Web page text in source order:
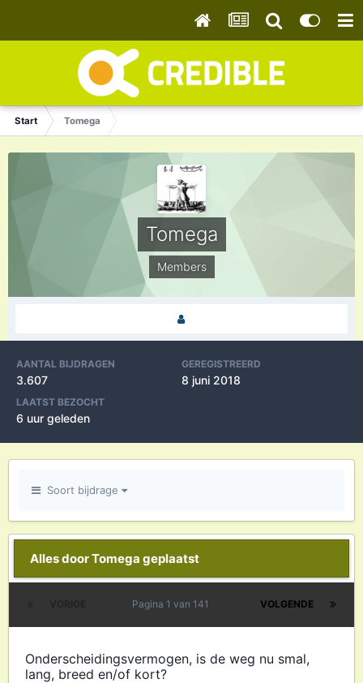
Start Tomega
Tomega
Members
AANTAL BIJDRAGEN
3.607
GEREGISTREERD
8 juni 2018
LAATST BEZOCHT
6 uur geleden
Soort bijdrage
Alles door Tomega geplaatst
VOLGENDE
Pagina 1 van 141
Onderscheidingsvermogen, is de weg nu smal,
lang, breed en/of kort?